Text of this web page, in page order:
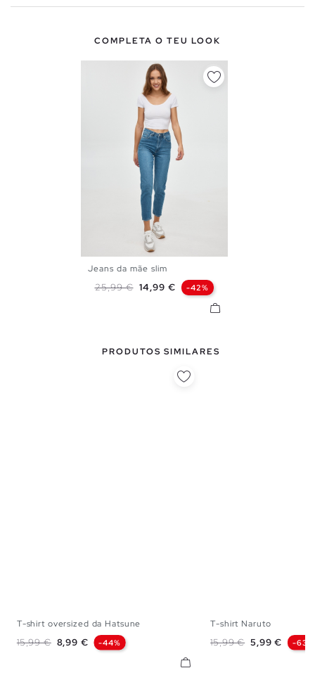
COMPLETA O TEU LOOK
Jeans da mãe slim
Preço normal
25,99 € Preço
14,99 € -42%
PRODUTOS SIMILARES
T-shirt oversized da Hatsune
Preço normal
15,99 € Preço
8,99 € -44%
T-shirt Naruto
Preço normal
15,99 € Preço
5,99 € -63%